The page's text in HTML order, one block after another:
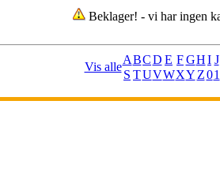
Beklager! - vi har ingen
Vis alle
ABCD E FGHI J
S TUVWXY Z01